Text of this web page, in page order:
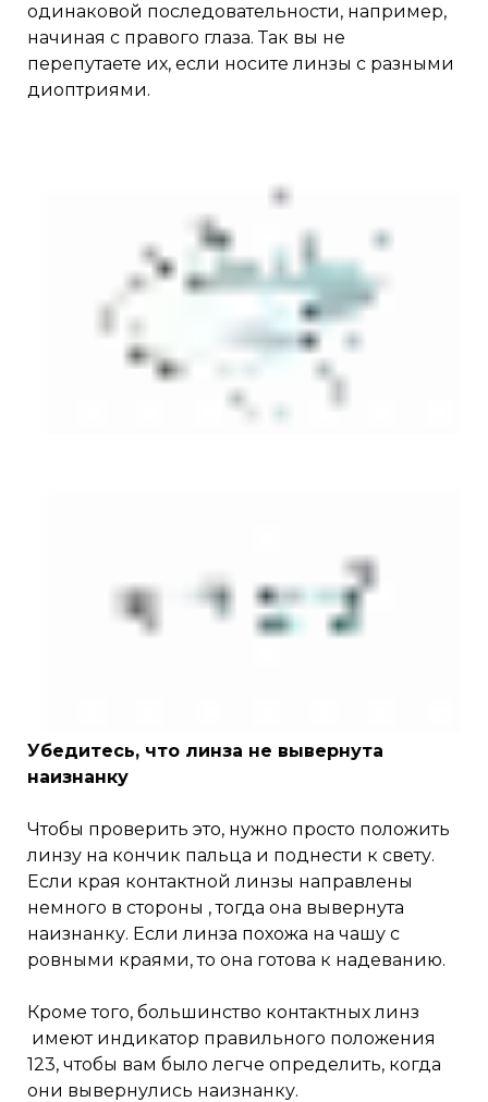
одинаковой последовательности, например,
начиная с правого глаза. Так вы не
перепутаете их, если носите линзы с разными
диоптриями.
Убедитесь, что линза не вывернута
наизнанку
Чтобы проверить это, нужно просто положить
линзу на кончик пальца и поднести к свету.
Если края контактной линзы направлены
немного в стороны , тогда она вывернута
наизнанку. Если линза похожа на чашу с
ровными краями, то она готова к надеванию.
Кроме того, большинство контактных линз
имеют индикатор правильного положения
123, чтобы вам было легче определить, когда
они вывернулись наизнанку.